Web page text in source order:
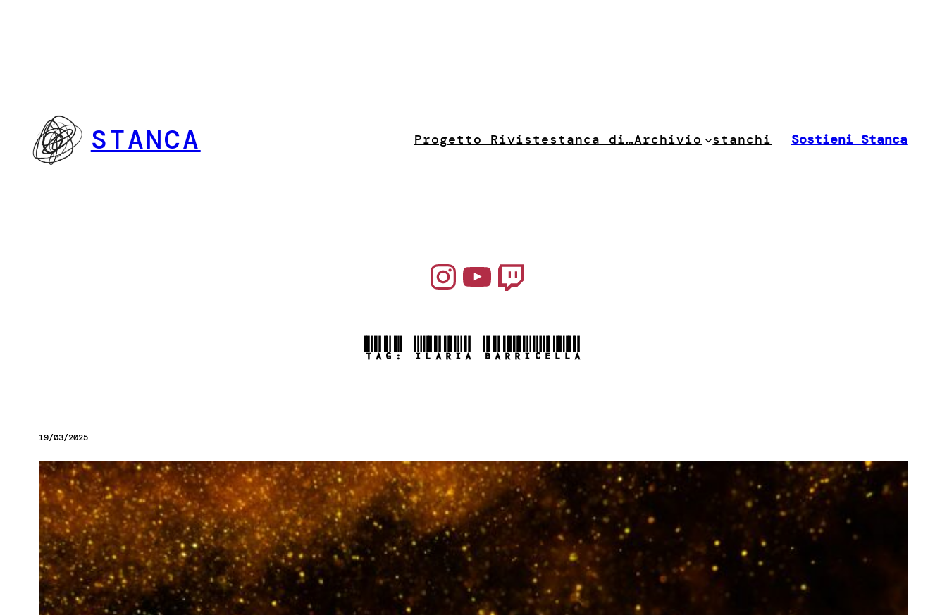
STANCA Progetto Rivistestanca di…Archivio stanchi Sostieni Stanca
Instagram YouTube Twitch
TAG:ILARIA BARRICELLA
19/03/2025